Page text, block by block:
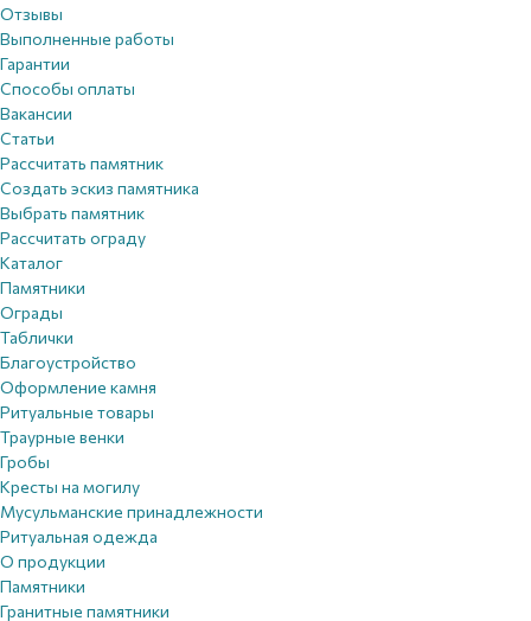
Отзывы
Выполненные работы
Гарантии
Способы оплаты
Вакансии
Статьи
Рассчитать памятник
Создать эскиз памятника
Выбрать памятник
Рассчитать ограду
Каталог
Памятники
Ограды
Таблички
Благоустройствo
Оформление камня
Ритуальные товары
Траурные венки
Гробы
Кресты на могилу
Мусульманские принадлежности
Ритуальная одежда
О продукции
Памятники
Гранитные памятники